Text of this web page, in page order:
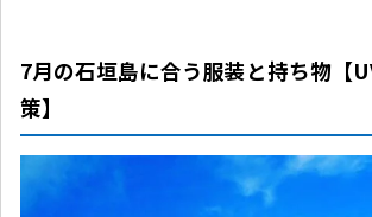
7月の石垣島に合う服装と持ち物【
策】